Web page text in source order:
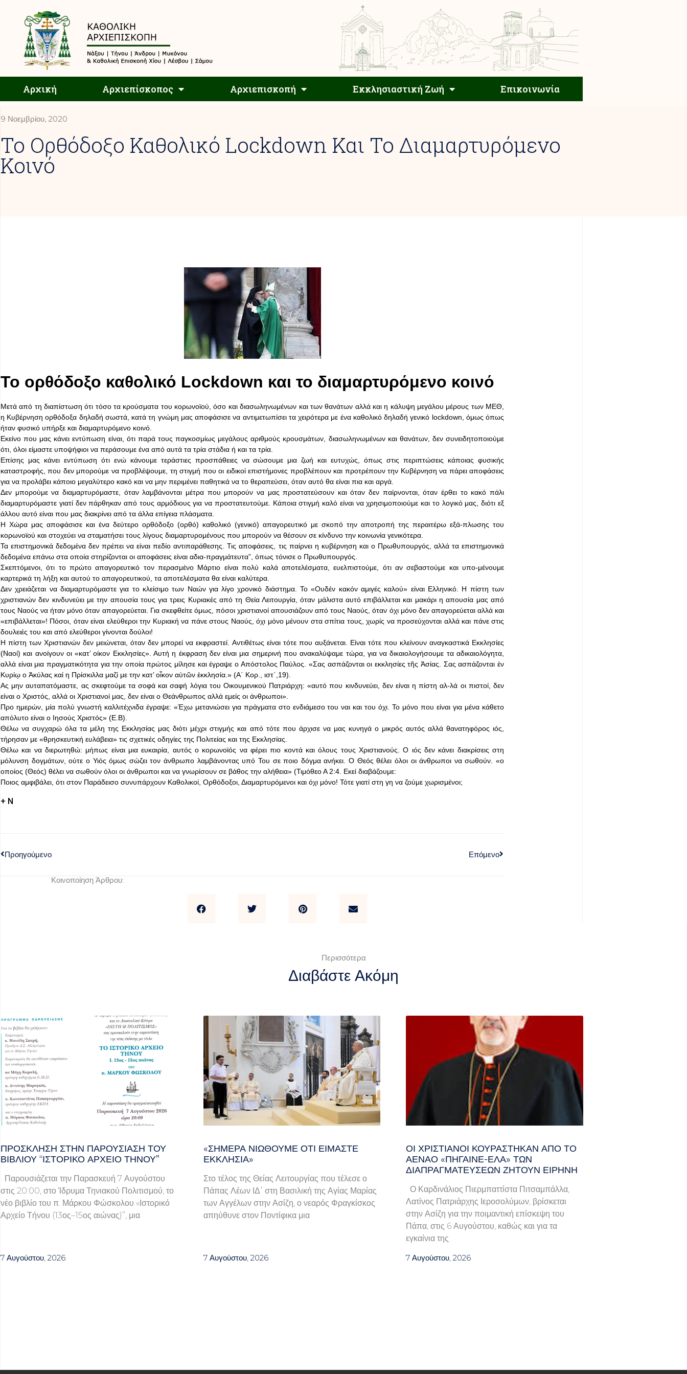
Αρχική Αρχιεπίσκοπος Αρχιεπισκοπή Εκκλησιαστική Ζωή Επικοινωνία
Αρχιεπισκοπή Εκκλησιαστική Ζωή Επικοινωνία
9 Νοεμβρίου, 2020
Το Ορθόδοξο Καθολικό Lockdown Και Το Διαμαρτυρόμενο
Κοινό
Το ορθόδοξο καθολικό Lockdown και το διαμαρτυρόμενο κοινό
Μετά από τη διαπίστωση ότι τόσο τα κρούσματα του κορωνοϊού, όσο και διασωληνωμένων και των θανάτων αλλά και η κάλυψη μεγάλου μέρους των ΜΕΘ,
η Κυβέρνηση ορθόδοξα δηλαδή σωστά, κατά τη γνώμη μας αποφάσισε να αντιμετωπίσει τα χειρότερα με ένα καθολικό δηλαδή γενικό lockdown, όμως όπως
ήταν φυσικό υπήρξε και διαμαρτυρόμενο κοινό.
Εκείνο που μας κάνει εντύπωση είναι, ότι παρά τους παγκοσμίως μεγάλους αριθμούς κρουσμάτων, διασωληνωμένων και θανάτων, δεν συνειδητοποιούμε
ότι, όλοι είμαστε υποψήφιοι να περάσουμε ένα από αυτά τα τρία στάδια ή και τα τρία.
Επίσης μας κάνει εντύπωση ότι ενώ κάνουμε τεράστιες προσπάθειες να σώσουμε μια ζωή και ευτυχώς, όπως στις περιπτώσεις κάποιας φυσικής
καταστροφής, που δεν μπορούμε να προβλέψουμε, τη στιγμή που οι ειδικοί επιστήμονες προβλέπουν και προτρέπουν την Κυβέρνηση να πάρει αποφάσεις
για να προλάβει κάποιο μεγαλύτερο κακό και να μην περιμένει παθητικά να το θεραπεύσει, όταν αυτό θα είναι πια και αργά.
Δεν μπορούμε να διαμαρτυρόμαστε, όταν λαμβάνονται μέτρα που μπορούν να μας προστατεύσουν και όταν δεν παίρνονται, όταν έρθει το κακό πάλι
διαμαρτυρόμαστε γιατί δεν πάρθηκαν από τους αρμόδιους για να προστατευτούμε. Κάποια στιγμή καλό είναι να χρησιμοποιούμε και το λογικό μας, διότι εξ
άλλου αυτό είναι που μας διακρίνει από τα άλλα επίγεια πλάσματα.
Η Χώρα μας αποφάσισε και ένα δεύτερο ορθόδοξο (ορθό) καθολικό (γενικό) απαγορευτικό με σκοπό την αποτροπή της περαιτέρω εξά-πλωσης του
κορωνοϊού και στοχεύει να σταματήσει τους λίγους διαμαρτυρομένους που μπορούν να θέσουν σε κίνδυνο την κοινωνία γενικότερα.
Τα επιστημονικά δεδομένα δεν πρέπει να είναι πεδίο αντιπαράθεσης. Τις αποφάσεις, τις παίρνει η κυβέρνηση και ο Πρωθυπουργός, αλλά τα επιστημονικά
δεδομένα επάνω στα οποία στηρίζονται οι αποφάσεις είναι αδια-πραγμάτευτα”, όπως τόνισε ο Πρωθυπουργός.
Σκεπτόμενοι, ότι το πρώτο απαγορευτικό τον περασμένο Μάρτιο είναι πολύ καλά αποτελέσματα, ευελπιστούμε, ότι αν σεβαστούμε και υπο-μένουμε
καρτερικά τη λήξη και αυτού το απαγορευτικού, τα αποτελέσματα θα είναι καλύτερα.
Δεν χρειάζεται να διαμαρτυρόμαστε για το κλείσιμο των Ναών για λίγο χρονικό διάστημα. Το «Ουδέν κακόν αμιγές καλού» είναι Ελληνικό. Η πίστη των
χριστιανών δεν κινδυνεύει με την απουσία τους για τρεις Κυριακές από τη Θεία Λειτουργία, όταν μάλιστα αυτό επιβάλλεται και μακάρι η απουσία μας από
τους Ναούς να ήταν μόνο όταν απαγορεύεται. Για σκεφθείτε όμως, πόσοι χριστιανοί απουσιάζουν από τους Ναούς, όταν όχι μόνο δεν απαγορεύεται αλλά και
«επιβάλλεται»! Πόσοι, όταν είναι ελεύθεροι την Κυριακή να πάνε στους Ναούς, όχι μόνο μένουν στα σπίτια τους, χωρίς να προσεύχονται αλλά και πάνε στις
δουλειές του και από ελεύθεροι γίνονται δούλοι!
Η πίστη των Χριστιανών δεν μειώνεται, όταν δεν μπορεί να εκφραστεί. Αντιθέτως είναι τότε που αυξάνεται. Είναι τότε που κλείνουν αναγκαστικά Εκκλησίες
(Ναοί) και ανοίγουν οι «κατ’ οίκον Εκκλησίες». Αυτή η έκφραση δεν είναι μια σημερινή που ανακαλύψαμε τώρα, για να δικαιολογήσουμε τα αδικαιολόγητα,
αλλά είναι μια πραγματικότητα για την οποία πρώτος μίλησε και έγραψε ο Απόστολος Παύλος. «Σας ασπάζονται οι εκκλησίες τῆς Ἀσίας. Σας ασπάζονται ἐν
Κυρίῳ ο Ἀκύλας καί η Πρίσκιλλα μαζί με την κατ’ οἶκον αὐτῶν ἐκκλησία.» (Α΄ Κορ., ιστ΄,19).
Ας μην αυταπατόμαστε, ας σκεφτούμε τα σοφά και σαφή λόγια του Οικουμενικού Πατριάρχη: «αυτό που κινδυνεύει, δεν είναι η πίστη αλ-λά οι πιστοί, δεν
είναι ο Χριστός, αλλά οι Χριστιανοί μας, δεν είναι ο Θεάνθρωπος αλλά εμείς οι άνθρωποι».
Προ ημερών, μία πολύ γνωστή καλλιτέχνιδα έγραψε: «Έχω μετανιώσει για πράγματα στο ενδιάμεσο του ναι και του όχι. Το μόνο που είναι για μένα κάθετο
απόλυτο είναι ο Ιησούς Χριστός» (Ε.Β).
Θέλω να συγχαρώ όλα τα μέλη της Εκκλησίας μας διότι μέχρι στιγμής και από τότε που άρχισε να μας κυνηγά ο μικρός αυτός αλλά θανατηφόρος ιός,
τήρησαν με «θρησκευτική ευλάβεια» τις σχετικές οδηγίες της Πολιτείας και της Εκκλησίας.
Θέλω και να διερωτηθώ: μήπως είναι μια ευκαιρία, αυτός ο κορωνοϊός να φέρει πιο κοντά και όλους τους Χριστιανούς. Ο ιός δεν κάνει διακρίσεις στη
μόλυνση δογμάτων, ούτε ο Υιός όμως σώζει τον άνθρωπο λαμβάνοντας υπό Του σε ποιο δόγμα ανήκει. Ο Θεός θέλει όλοι οι άνθρωποι να σωθούν. «ο
οποίος (Θεός) θέλει να σωθούν όλοι οι άνθρωποι και να γνωρίσουν σε βάθος την αλήθεια» (Τιμόθεο Α 2:4. Εκεί διαβάζουμε:
Ποιος αμφιβάλει, ότι στον Παράδεισο συνυπάρχουν Καθολικοί, Ορθόδοξοι, Διαμαρτυρόμενοι και όχι μόνο! Τότε γιατί στη γη να ζούμε χωρισμένοι;
+ Ν
Προηγούμενο Επόμενο
Κοινοποίηση Άρθρου:
Περισσότερα
Διαβάστε Ακόμη
ΠΡΌΣΚΛΗΣΗ ΣΤΗΝ ΠΑΡΟΥΣΊΑΣΗ ΤΟΥ
ΒΙΒΛΊΟΥ “ΙΣΤΟΡΙΚΌ ΑΡΧΕΊΟ ΤΉΝΟΥ”
Παρουσιάζεται την Παρασκευή 7 Αυγούστου
στις 20:00, στο Ίδρυμα Τηνιακού Πολιτισμού, το
νέο βιβλίο του π. Μάρκου Φώσκολου «Ιστορικό
Αρχείο Τήνου (13ος–15ος αιώνας)”, μια
7 Αυγούστου, 2026
«ΣΉΜΕΡΑ ΝΙΏΘΟΥΜΕ ΌΤΙ ΕΊΜΑΣΤΕ
ΕΚΚΛΗΣΊΑ»
Στο τέλος της Θείας Λειτουργίας που τέλεσε ο
Πάπας Λέων ΙΔ΄ στη Βασιλική της Αγίας Μαρίας
των Αγγέλων στην Ασίζη, ο νεαρός Φραγκίσκος
απηύθυνε στον Ποντίφικα μια
7 Αυγούστου, 2026
ΟΙ ΧΡΙΣΤΙΑΝΟΊ ΚΟΥΡΆΣΤΗΚΑΝ ΑΠΌ ΤΟ
ΑΈΝΑΟ «ΠΉΓΑΙΝΕ-ΈΛΑ» ΤΩΝ
ΔΙΑΠΡΑΓΜΑΤΕΎΣΕΩΝ ΖΗΤΟΎΝ ΕΙΡΉΝΗ
Ο Καρδινάλιος Πιερμπαττίστα Πιτσαμπάλλα,
Λατίνος Πατριάρχης Ιεροσολύμων, βρίσκεται
στην Ασίζη για την ποιμαντική επίσκεψη του
Πάπα, στις 6 Αυγούστου, καθώς και για τα
εγκαίνια της
7 Αυγούστου, 2026